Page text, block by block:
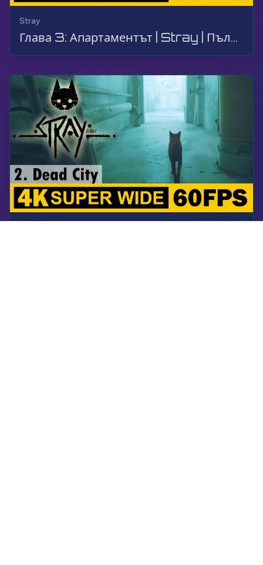
Stray
Глава 3: Апартаментът | Stray | Пълно преминаване, геймплей, без коментар, 4K, 60 FPS, Супер Широк